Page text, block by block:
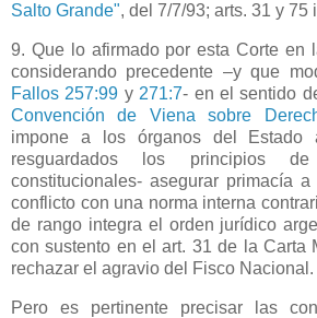
Salto Grande", del 7/7/93; arts. 31 y 75
9. Que lo afirmado por esta Corte en
considerando precedente –y que
Fallos 257:99 y 271:7- en el sentido
Convención de Viena sobre
impone a los órganos del Estado
resguardados los principios
constitucionales- asegurar primacía
conflicto con una norma interna
de rango integra el orden jurídico
con sustento en el art. 31 de la Carta
rechazar el agravio del Fisco Nacional.
Pero es pertinente precisar las